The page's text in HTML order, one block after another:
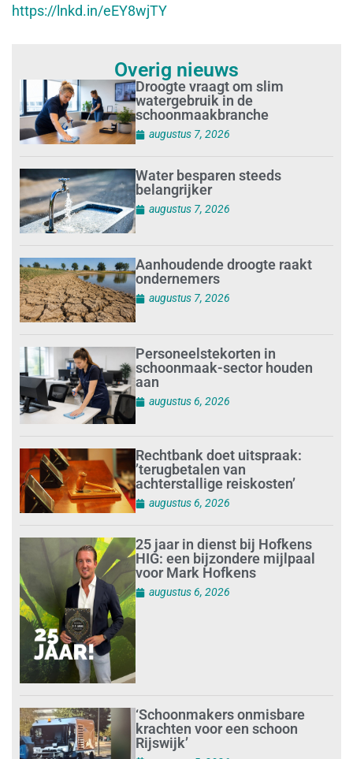
https://lnkd.in/eEY8wjTY
Overig nieuws
Droogte vraagt om slim
watergebruik in de
schoonmaakbranche
augustus 7, 2026
Water besparen steeds
belangrijker
augustus 7, 2026
Aanhoudende droogte raakt
ondernemers
augustus 7, 2026
Personeelstekorten in
schoonmaak-sector houden
aan
augustus 6, 2026
Rechtbank doet uitspraak:
’terugbetalen van
achterstallige reiskosten’
augustus 6, 2026
25 jaar in dienst bij Hofkens
HIG: een bijzondere mijlpaal
voor Mark Hofkens
augustus 6, 2026
‘Schoonmakers onmisbare
krachten voor een schoon
Rijswijk’